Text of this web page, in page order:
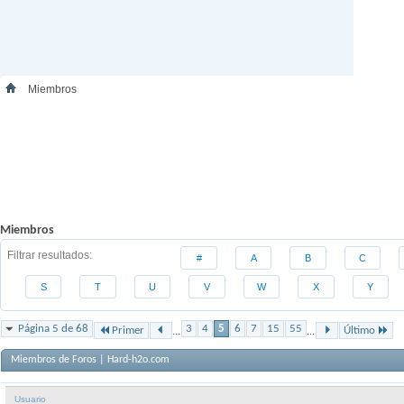
Miembros
Miembros
Filtrar resultados # A B C
S T U V W X Y
Página 5 de 68 Primer ... 3 4 5 6 7 15 55 ... Último
Miembros de Foros | Hard-h2o.com
Usuario